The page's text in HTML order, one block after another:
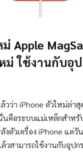
Apple
ม่ ใช้งานกับอุ
วว่า iPhone ตัวใหม่ล่า
นคือระบบแม่เหล็กสำห
ตัวเครื่อง iPhone แต่วั
วสามารถใช้งานกับอุปก